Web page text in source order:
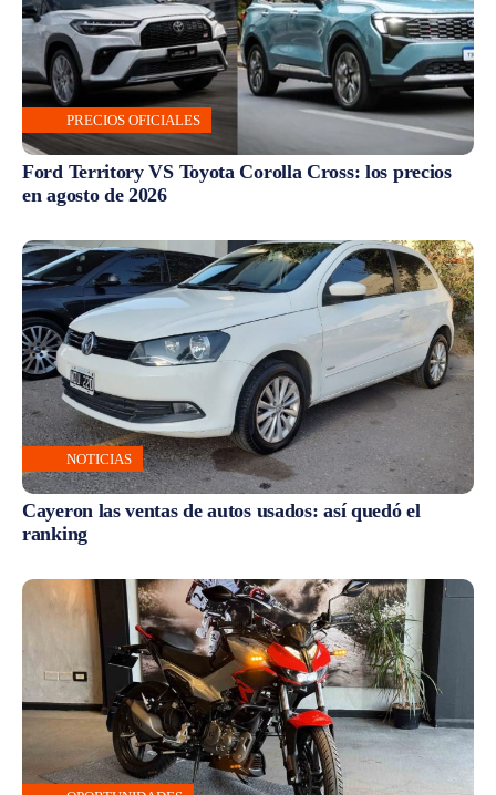
PRECIOS OFICIALES
Ford Territory VS Toyota Corolla Cross: los precios
en agosto de 2026
NOTICIAS
Cayeron las ventas de autos usados: así quedó el
ranking